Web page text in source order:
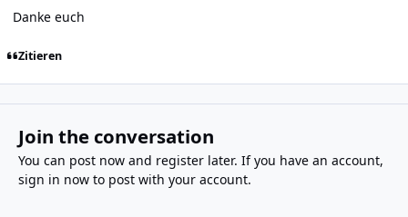
Danke euch
Zitieren
Join the conversation
You can post now and register later. If you have an account,
sign in nowto post with your account.